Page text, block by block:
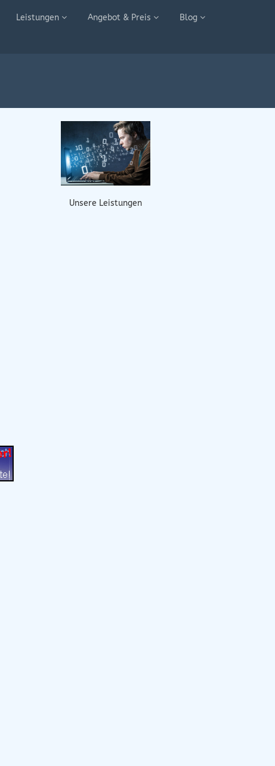
Leistungen Angebot & Preis Blog
Unsere Leistungen